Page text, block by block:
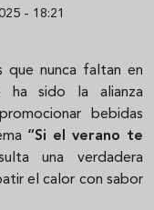
- 18:21
que nunca faltan en
ha sido la alianza
bebidas
“Si el verano te
una verdadera
el calor con sabor